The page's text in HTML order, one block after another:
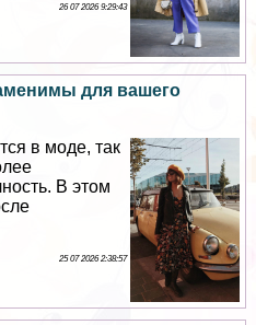
26 07 2026 9:29:43
для вашего
в моде, так
В этом
25 07 2026 2:38:57